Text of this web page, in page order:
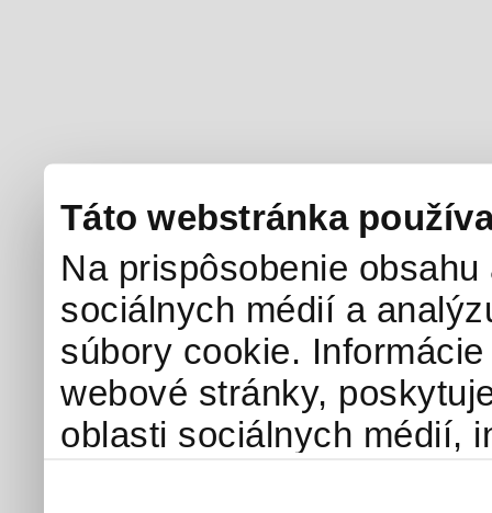
Táto webstránka
Na prispôsobenie
sociálnych médií a
súbory cookie.
webové stránky,
oblasti sociálnych médií,